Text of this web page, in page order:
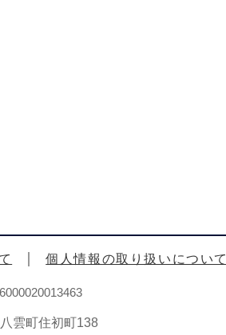
個人情報の取り扱いについて
雲町住初町138